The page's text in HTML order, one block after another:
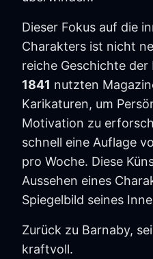
Dieser Fokus auf die
Charakters ist nicht
reiche Geschichte
1841 nutzten
Karikaturen, um
Motivation zu
schnell eine Auflage
pro Woche. Diese
Aussehen eines
Spiegelbild seines
Zurück zu Barnaby,
kraftvoll.